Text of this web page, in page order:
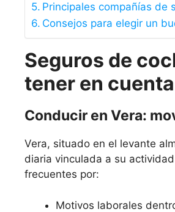
Principales compañías de
Consejos para elegir un
Seguros de
tener en cuenta
Conducir en Vera:
Vera, situado en el levante
diaria vinculada a su
frecuentes por:
Motivos laborales